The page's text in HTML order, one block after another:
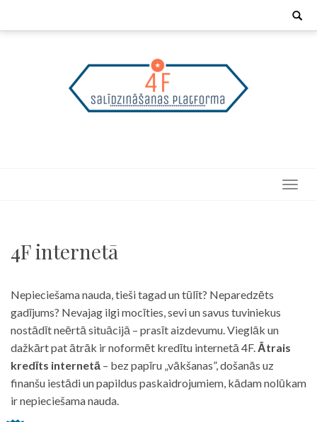
Search
4F internetā
Nepieciešama nauda, tieši tagad un tūlīt? Neparedzēts
gadījums? Nevajag ilgi mocīties, sevi un savus tuviniekus
nostādīt neērtā situācijā – prasīt aizdevumu. Vieglāk un
dažkārt pat ātrāk ir noformēt kredītu internetā 4F. Ātrais
kredīts internetā – bez papīru „vākšanas”, došanās uz
finanšu iestādi un papildus paskaidrojumiem, kādam nolūkam
ir nepieciešama nauda.